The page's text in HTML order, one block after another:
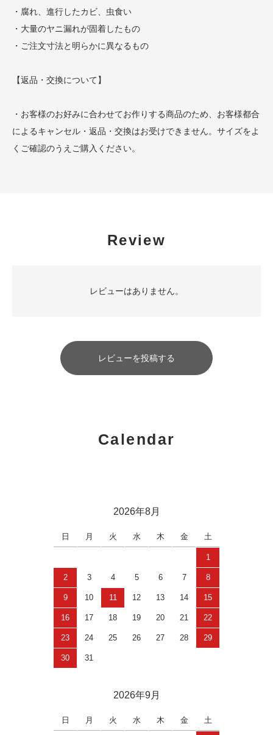
・腐れ、進行したカビ、虫食い
・大量のヤニ漏れが固着したもの
・ご注文寸法と明らかに異なるもの
【返品・交換について】
・お客様のお好みに合わせてお作りする商品のため、お客様都合
によるキャンセル・返品・交換はお受けできません。サイズをよ
くご確認のうえご購入ください。
Review
レビューはありません。
レビューを投稿する
Calendar
2026年8月
日 月 火 水 木 金 土
1
2 3 4 5 6 7 8
9 10 11 12 13 14 15
16 17 18 19 20 21 22
23 24 25 26 27 28 29
30 31
2026年9月
日 月 火 水 木 金 土